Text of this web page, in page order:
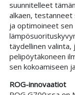
suunnitelleet
alkaen,
ja optimoineet
täydellinen valinta,
pelipöytäkoneen
sen kokoamiseen
ROG-innovaatiot